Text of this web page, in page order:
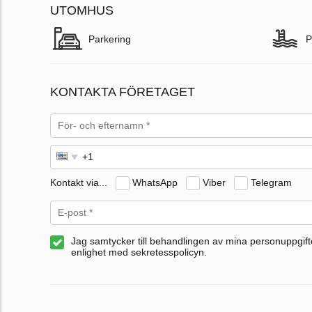
UTOMHUS
Parkering
KONTAKTA FÖRETAGET
Kontakt via... WhatsApp Viber Telegram
Jag samtycker till behandlingen av mina
enlighet med sekretesspolicyn.